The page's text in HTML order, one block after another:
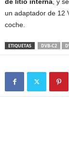
un adaptador de 12
coche.
ETIQUETAS DVB-C2